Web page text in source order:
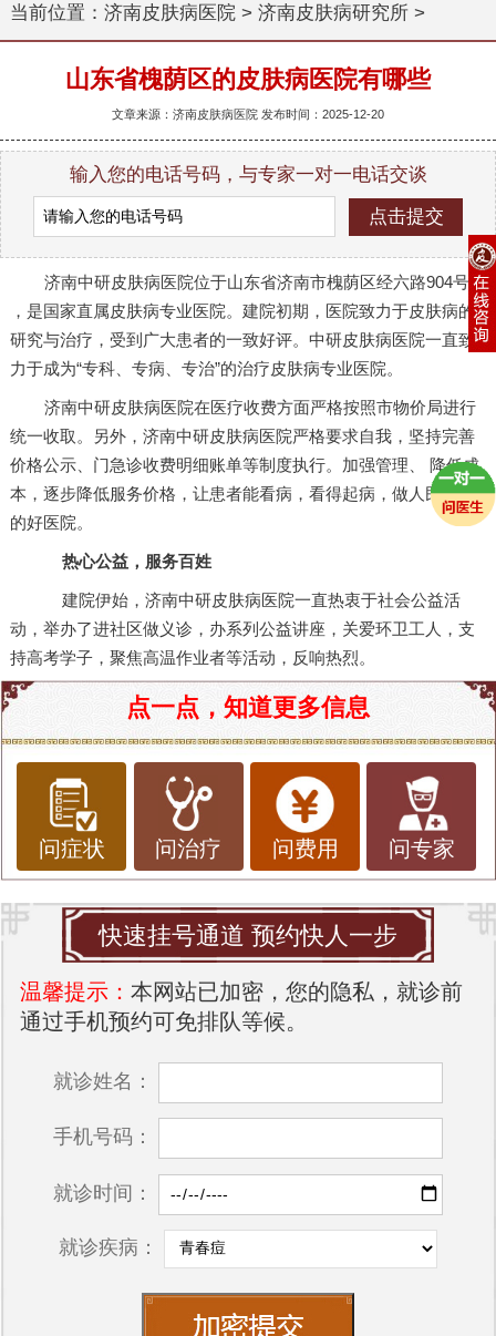
当前位置： 济南皮肤病医院> 济南皮肤病研究所>
山东省槐荫区的皮肤病医院有哪些
文章来源：济南皮肤病医院 发布时间：2025-12-20
输入您的电话号码，与专家一对一电话交谈
济南中研皮肤病医院位于山东省济南市槐荫区经六路904号
，是国家直属皮肤病专业医院。建院初期，医院致力于皮肤病的
研究与治疗，受到广大患者的一致好评。中研皮肤病医院一直致
力于成为“专科、专病、专治”的治疗皮肤病专业医院。
济南中研皮肤病医院在医疗收费方面严格按照市物价局进行
统一收取。另外，济南中研皮肤病医院严格要求自我，坚持完善
价格公示、门急诊收费明细账单等制度执行。加强管理、 降低成
本，逐步降低服务价格，让患者能看病，看得起病，做人民心中
的好医院。
热心公益，服务百姓
建院伊始，济南中研皮肤病医院一直热衷于社会公益活
动，举办了进社区做义诊，办系列公益讲座，关爱环卫工人，支
持高考学子，聚焦高温作业者等活动，反响热烈。
点一点，知道更多信息
问症状 问治疗 问费用 问专家
快速挂号通道 预约快人一步
温馨提示： 本网站已加密，您的隐私，就诊前
通过手机预约可免排队等候。
就诊姓名：
手机号码：
就诊时间：
就诊疾病：